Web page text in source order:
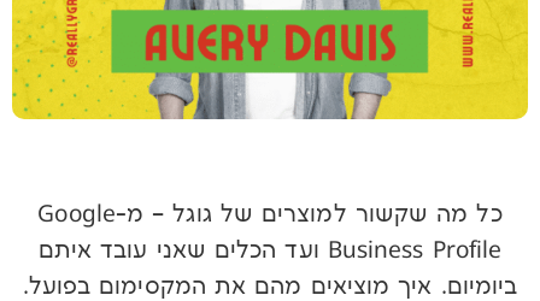
כל מה שקשור למוצרים של גוגל – מ-Google
Business Profile ועד הכלים שאני עובד איתם
מוציאים מהם את המקסימום בפועל.